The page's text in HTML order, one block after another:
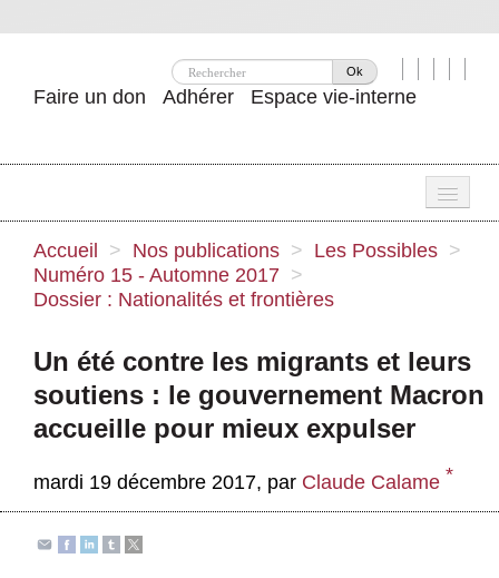
Ok
Faire un don Adhérer Espace vie-interne
Attac ?
Se mobiliser
Publications
Actus et médias
Boutique
Accueil > Nos publications > Les Possibles >
Numéro 15 - Automne 2017 >
Dossier : Nationalités et frontières
Un été contre les migrants et leurs
soutiens : le gouvernement Macron
accueille pour mieux expulser
mardi 19 décembre 2017, par Claude Calame *